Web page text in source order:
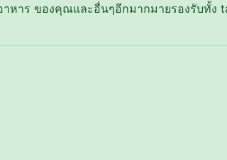
าร ของคุณและอื่นๆอีกมากมายรองรับทั้ง​